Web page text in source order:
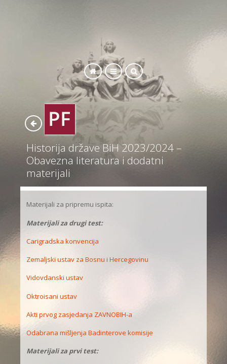
Historija države BiH 2023/2024 –
Obavezna literatura i dodatni
materijali
Materijali za pripremu ispita:
Materijali za drugi test:
Carigradska konvencija
Zemaljski ustav za Bosnu i Hercegovinu
Vidovdanski ustav
Oktroisani ustav
Akti prvog zasjedanja ZAVNOBIH-a
Odabrana mišljenja Badinterove komisije
Materijali za prvi test: